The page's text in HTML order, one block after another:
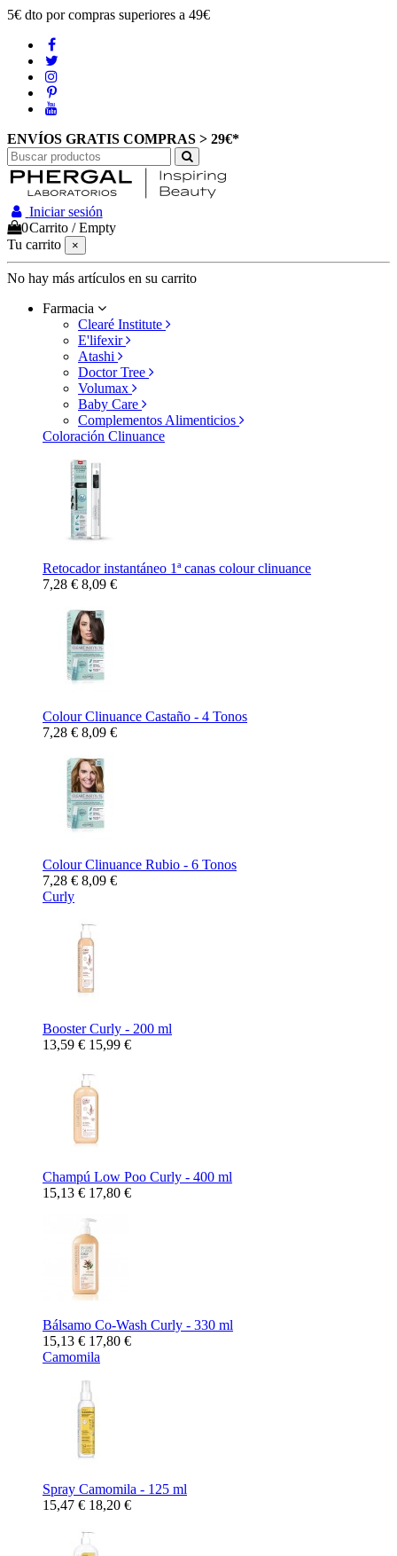
5€ dto por compras superiores a 49€
ENVÍOS GRATIS COMPRAS > 29€*
Iniciar sesión
0Carrito /Empty
Tu carrito
×
No hay más artículos en su carrito
Farmacia
Clearé Institute
E'lifexir
Atashi
Doctor Tree
Volumax
Baby Care
Complementos Alimenticios
Coloración Clinuance
Retocador instantáneo 1ª canas colour clinuance
7,28 € 8,09 €
Colour Clinuance Castaño - 4 Tonos
7,28 € 8,09 €
Colour Clinuance Rubio - 6 Tonos
7,28 € 8,09 €
Curly
Booster Curly - 200 ml
13,59 € 15,99 €
Champú Low Poo Curly - 400 ml
15,13 € 17,80 €
Bálsamo Co-Wash Curly - 330 ml
15,13 € 17,80 €
Camomila
Spray Camomila - 125 ml
15,47 € 18,20 €